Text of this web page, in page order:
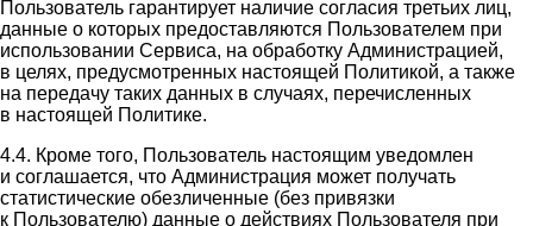
Пользователь гарантирует наличие согласия третьих лиц,
данные о которых предоставляются Пользователем при
использовании Сервиса, на обработку Администрацией,
в целях, предусмотренных настоящей Политикой, а также
на передачу таких данных в случаях, перечисленных
в настоящей Политике.
4.4. Кроме того, Пользователь настоящим уведомлен
и соглашается, что Администрация может получать
статистические обезличенные (без привязки
к Пользователю) данные о действиях Пользователя при